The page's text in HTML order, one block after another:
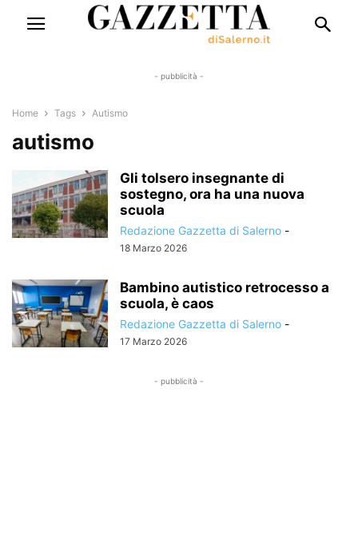
- pubblicità -
Home Tags Autismo
autismo
Gli tolsero insegnante di
sostegno, ora ha una nuova
scuola
Redazione Gazzetta di Salerno -
18 Marzo 2026
Bambino autistico retrocesso a
scuola, è caos
Redazione Gazzetta di Salerno -
17 Marzo 2026
- pubblicità -